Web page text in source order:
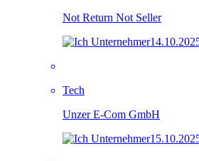
Not Return Not Seller
Tech
Unzer E-Com GmbH